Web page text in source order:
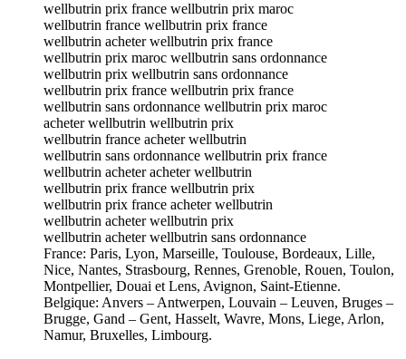
wellbutrin prix france wellbutrin prix maroc
wellbutrin france wellbutrin prix france
wellbutrin acheter wellbutrin prix france
wellbutrin prix maroc wellbutrin sans ordonnance
wellbutrin prix wellbutrin sans ordonnance
wellbutrin prix france wellbutrin prix france
wellbutrin sans ordonnance wellbutrin prix maroc
acheter wellbutrin wellbutrin prix
wellbutrin france acheter wellbutrin
wellbutrin sans ordonnance wellbutrin prix france
wellbutrin acheter acheter wellbutrin
wellbutrin prix france wellbutrin prix
wellbutrin prix france acheter wellbutrin
wellbutrin acheter wellbutrin prix
wellbutrin acheter wellbutrin sans ordonnance
France: Paris, Lyon, Marseille, Toulouse, Bordeaux, Lille,
Nice, Nantes, Strasbourg, Rennes, Grenoble, Rouen, Toulon,
Montpellier, Douai et Lens, Avignon, Saint-Etienne.
Belgique: Anvers – Antwerpen, Louvain – Leuven, Bruges –
Brugge, Gand – Gent, Hasselt, Wavre, Mons, Liege, Arlon,
Namur, Bruxelles, Limbourg.